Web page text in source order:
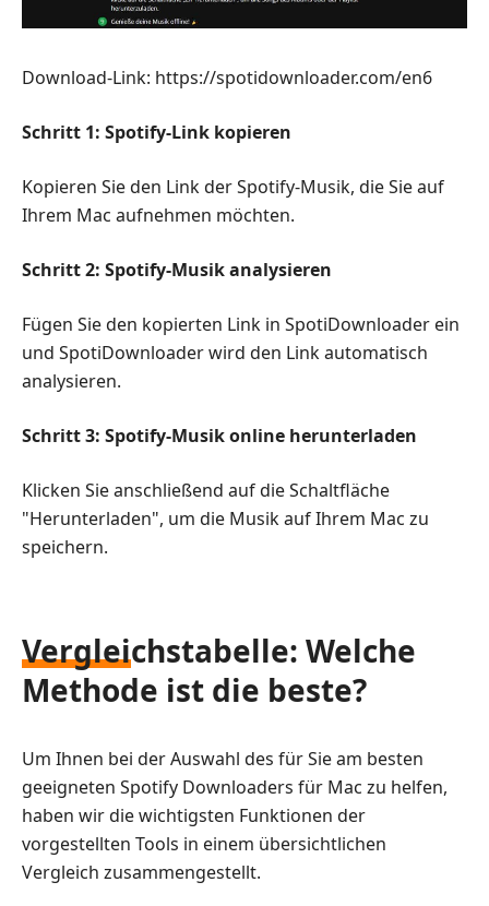
Download-Link: https://spotidownloader.com/en6
Schritt 1: Spotify-Link kopieren
Kopieren Sie den Link der Spotify-Musik, die Sie auf
Ihrem Mac aufnehmen möchten.
Schritt 2: Spotify-Musik analysieren
Fügen Sie den kopierten Link in SpotiDownloader ein
und SpotiDownloader wird den Link automatisch
analysieren.
Schritt 3: Spotify-Musik online herunterladen
Klicken Sie anschließend auf die Schaltfläche
"Herunterladen", um die Musik auf Ihrem Mac zu
speichern.
Vergleichstabelle: Welche
Methode ist die beste?
Um Ihnen bei der Auswahl des für Sie am besten
geeigneten Spotify Downloaders für Mac zu helfen,
haben wir die wichtigsten Funktionen der
vorgestellten Tools in einem übersichtlichen
Vergleich zusammengestellt.